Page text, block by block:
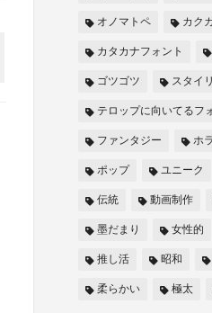
オノマトペ カク
カタカナフォント
ゴツゴツ スタイ
テロップに向いてるフ
ファンタジー ホ
ポップ ユニーク
伝統 動画制作
墨だまり 女性的
推し活 昭和
柔らかい 極太